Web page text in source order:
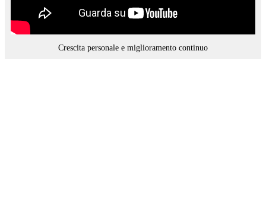
Crescita personale e miglioramento continuo